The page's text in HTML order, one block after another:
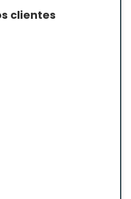
clientes